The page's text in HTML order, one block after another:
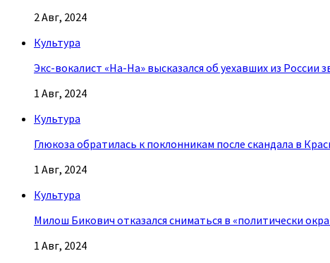
2 Авг, 2024
Культура
Экс-вокалист «На-На» высказался об уехавших из России
1 Авг, 2024
Культура
Глюкоза обратилась к поклонникам после скандала в
1 Авг, 2024
Культура
Милош Бикович отказался сниматься в «политически
1 Авг, 2024